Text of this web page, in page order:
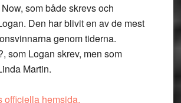
som både skrevs och
Den har blivit en av de mest
genom tiderna.
som Logan skrev, men som
Martin.
officiella hemsida.